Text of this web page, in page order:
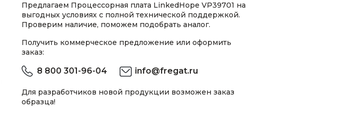
Предлагаем Процессорная плата LinkedHope VP39701 на
выгодных условиях с полной технической поддержкой.
Проверим наличие, поможем подобрать аналог.
Получить коммерческое предложение или оформить
заказ:
8 800 301-96-04 info@fregat.ru
Для разработчиков новой продукции возможен заказ
образца!